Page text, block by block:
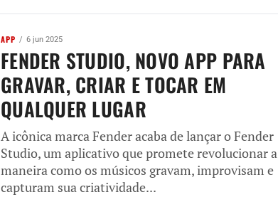
APP 6 jun 2025
FENDER STUDIO, NOVO APP PARA
GRAVAR, CRIAR E TOCAR EM
QUALQUER LUGAR
A icônica marca Fender acaba de lançar o Fender
Studio, um aplicativo que promete revolucionar a
maneira como os músicos gravam, improvisam e
capturam sua criatividade...